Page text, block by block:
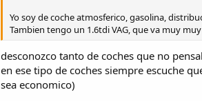
Yo soy de coche atmosferico, gasolina,
Tambien tengo un 1.6tdi VAG, que va muy
desconozco tanto de coches que no
en ese tipo de coches siempre escuche
sea economico)